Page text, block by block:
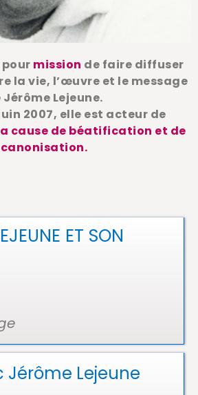
mission de faire diffuser
la vie, l’œuvre et le message
Jérôme Lejeune.
2007, elle est acteur de
cause de béatification et de
canonisation.
ET SON
Jérôme Lejeune